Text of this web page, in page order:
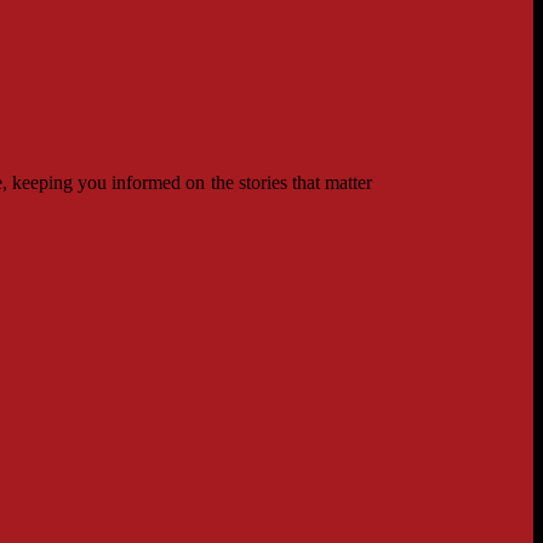
you informed on the stories that matter